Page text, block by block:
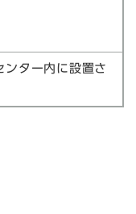
ンター内に設置さ